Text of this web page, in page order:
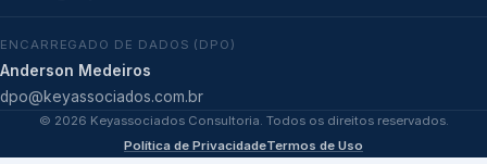
ENCARREGADO DE DADOS (DPO)
Anderson Medeiros
dpo@keyassociados.com.br
© 2026 Keyassociados Consultoria. Todos os direitos reservados.
Política de PrivacidadeTermos de Uso